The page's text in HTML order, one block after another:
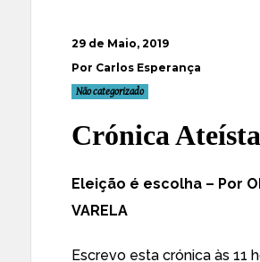
29 de Maio, 2019
Por Carlos Esperança
Não categorizado
Crónica Ateísta
Eleição é escolha – Por
VARELA
Escrevo esta crónica às 11